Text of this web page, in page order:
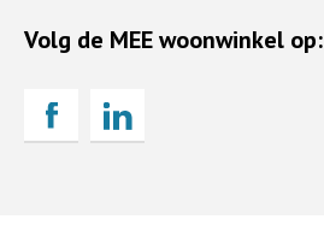
Volg de MEE woonwinkel op: